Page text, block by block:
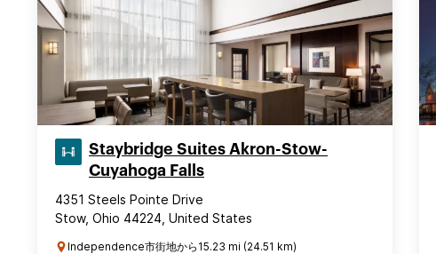
Staybridge Suites Akron-Stow-
Cuyahoga Falls
4351 Steels Pointe Drive
Stow, Ohio 44224, United States
Independence市街地から15.23 mi (24.51 km)